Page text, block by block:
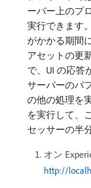
ーバー上のプ
実行できます
がかかる期間
アセットの更
で、UI の応答
サーバーのパ
の他の処理を
を実行して、
セッサーの半
オン
http://